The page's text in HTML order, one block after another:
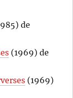
de
(1969) de
(1969)